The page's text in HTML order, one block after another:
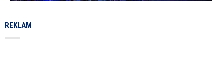
REKLAM